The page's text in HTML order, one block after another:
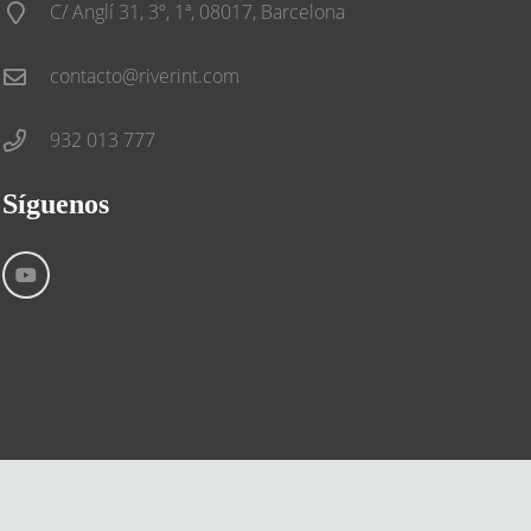
C/ Anglí 31, 3º, 1ª, 08017, Barcelona
contacto@riverint.com
932 013 777
Síguenos